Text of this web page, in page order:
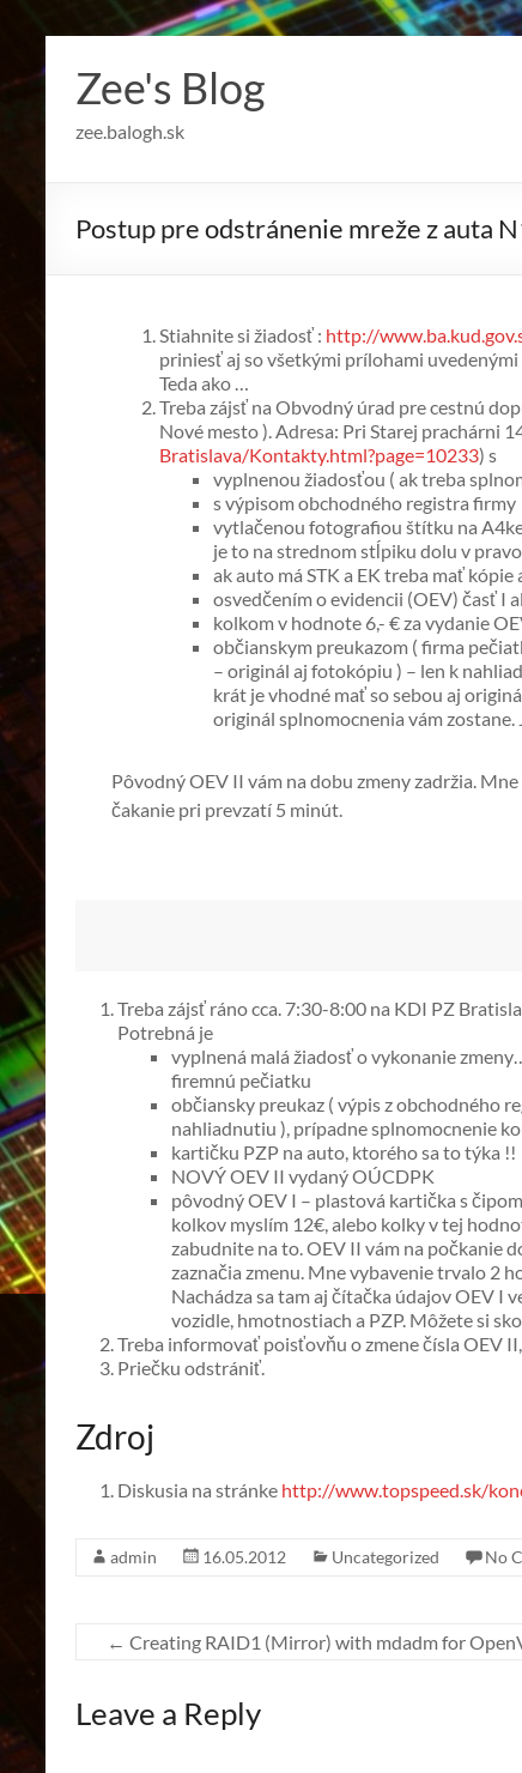
to
content
Zee's Blog
zee.balogh.sk
Postup pre odstránenie mreže z auta
Stiahnite si žiadosť : http://
priniesť aj so všetkými prílohami
Teda ako …
Treba zájsť na Obvodný úrad pre cestnú
Nové mesto ). Adresa: Pri Starej prachárni
Bratislava/Kontakty.html?page=10233) s
vyplnenou žiadosťou ( ak treba
s výpisom obchodného registra firmy
vytlačenou fotografiou štítku na
je to na strednom stĺpiku dolu v
ak auto má STK a EK treba mať kópie
osvedčením o evidencii (OEV) časť I
kolkom v hodnote 6,- € za vydanie
občianskym preukazom ( firma
– originál aj fotokópiu ) – len k
krát je vhodné mať so sebou aj
originál splnomocnenia vám zostane.
Pôvodný OEV II vám na dobu zmeny zadržia.
čakanie pri prevzatí 5 minút.
Treba zájsť ráno cca. 7:30-8:00 na KDI PZ
Potrebná je
vyplnená malá žiadosť o vykonanie
firemnú pečiatku
občiansky preukaz ( výpis z obchodného
nahliadnutiu ), prípadne splnomocnenie
kartičku PZP na auto, ktorého sa to týka !!
NOVÝ OEV II vydaný OÚCDPK
pôvodný OEV I – plastová kartička s
kolkov myslím 12€, alebo kolky v tej
zabudnite na to. OEV II vám na počkanie
zaznačia zmenu. Mne vybavenie trvalo 2
Nachádza sa tam aj čítačka údajov OEV I
vozidle, hmotnostiach a PZP. Môžete si
Treba informovať poisťovňu o zmene čísla OEV
Priečku odstrániť.
Zdroj
Diskusia na stránke http://www.topspeed.sk/
admin 16.05.2012 Uncategorized No
← Creating RAID1 (Mirror) with mdadm for
Leave a Reply